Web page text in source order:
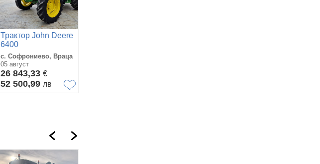
Трактор John Deere
6400
с. Софрониево, Враца
05 август
26 843,33 €
52 500,99 лв